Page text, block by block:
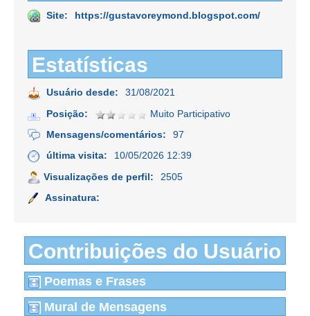
Site: https://gustavoreymond.blogspot.com/
Estatísticas
Usuário desde:
31/08/2021
Posição:
Muito Participativo
Mensagens/comentários:
97
última visita:
10/05/2026 12:39
Visualizações de perfil:
2505
Assinatura:
Contribuições do Usuário
Poemas e Frases
Mural de Mensagens